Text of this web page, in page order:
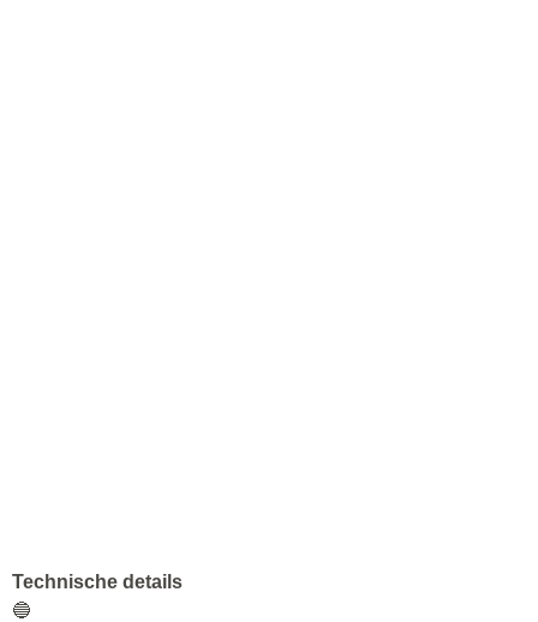
Technische details
🔵